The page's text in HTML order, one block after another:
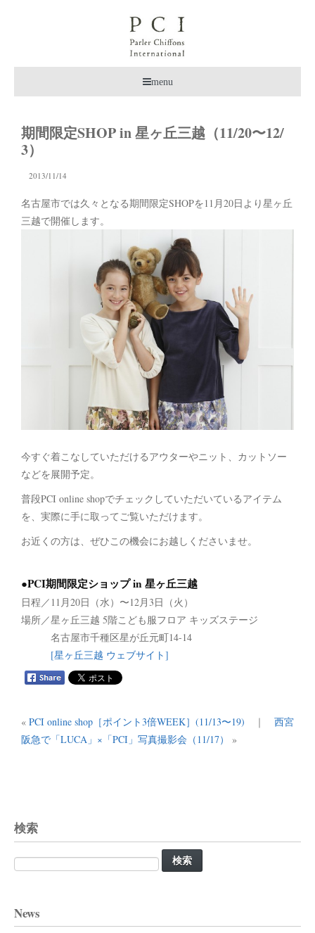
menu
期間限定SHOP in 星ヶ丘三越（11/20〜12/
3）
2013/11/14
名古屋市では久々となる期間限定SHOPを11月20日より星ヶ丘
三越で開催します。
今すぐ着こなしていただけるアウターやニット、カットソー
などを展開予定。
普段PCI online shopでチェックしていただいているアイテム
を、実際に手に取ってご覧いただけます。
お近くの方は、ぜひこの機会にお越しくださいませ。
●PCI期間限定ショップ in 星ヶ丘三越
日程／11月20日（水）〜12月3日（火）
場所／星ヶ丘三越 5階こども服フロア キッズステージ
名古屋市千種区星が丘元町14-14
[星ヶ丘三越 ウェブサイト]
« PCI online shop［ポイント3倍WEEK］(11/13〜19) ｜ 西宮
阪急で「LUCA」×「PCI」写真撮影会（11/17）
»
検索
検
索:
News